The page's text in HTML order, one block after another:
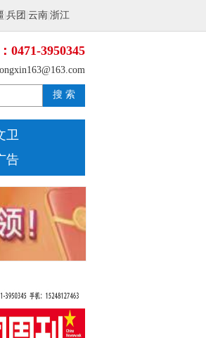
兵团 云南 浙江
0471-3950345
搜 索
卫
告